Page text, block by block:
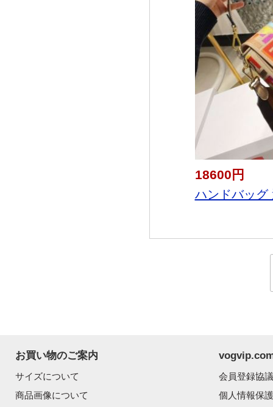
18600円
ハンドバッグ
お買い物のご案内
サイズについて
商品画像について
会員登録協
個人情報保